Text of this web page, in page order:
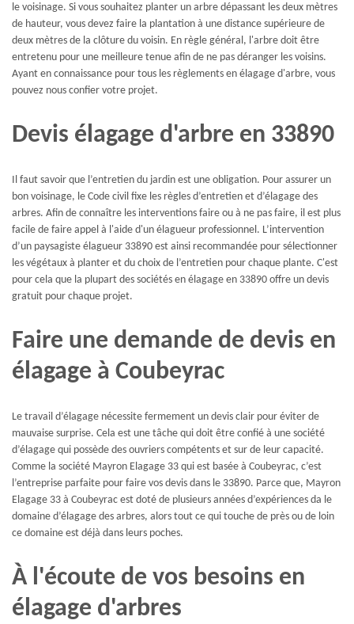
le voisinage. Si vous souhaitez planter un arbre dépassant les deux mètres
de hauteur, vous devez faire la plantation à une distance supérieure de
deux mètres de la clôture du voisin. En règle général, l'arbre doit être
entretenu pour une meilleure tenue afin de ne pas déranger les voisins.
Ayant en connaissance pour tous les règlements en élagage d'arbre, vous
pouvez nous confier votre projet.
Devis élagage d'arbre en 33890
Il faut savoir que l’entretien du jardin est une obligation. Pour assurer un
bon voisinage, le Code civil fixe les règles d’entretien et d’élagage des
arbres. Afin de connaître les interventions faire ou à ne pas faire, il est plus
facile de faire appel à l'aide d'un élagueur professionnel. L’intervention
d’un paysagiste élagueur 33890 est ainsi recommandée pour sélectionner
les végétaux à planter et du choix de l’entretien pour chaque plante. C'est
pour cela que la plupart des sociétés en élagage en 33890 offre un devis
gratuit pour chaque projet.
Faire une demande de devis en
élagage à Coubeyrac
Le travail d’élagage nécessite fermement un devis clair pour éviter de
mauvaise surprise. Cela est une tâche qui doit être confié à une société
d’élagage qui possède des ouvriers compétents et sur de leur capacité.
Comme la société Mayron Elagage 33 qui est basée à Coubeyrac, c’est
l’entreprise parfaite pour faire vos devis dans le 33890. Parce que, Mayron
Elagage 33 à Coubeyrac est doté de plusieurs années d’expériences da le
domaine d’élagage des arbres, alors tout ce qui touche de près ou de loin
ce domaine est déjà dans leurs poches.
À l'écoute de vos besoins en
élagage d'arbres